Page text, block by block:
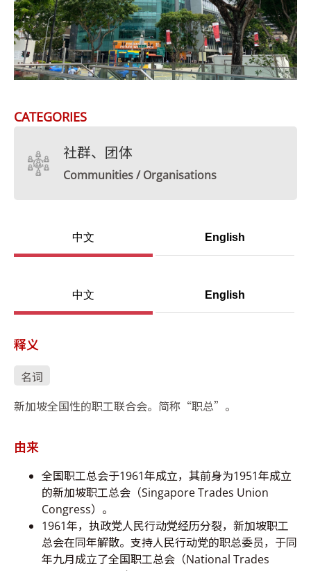
CATEGORIES
社群、团体
Communities / Organisations
中文 English
中文 English
释义
名词
新加坡全国性的职工联合会。简称“职总”。
由来
全国职工总会于1961年成立，其前身为1951年成立
的新加坡职工总会（Singapore Trades Union
Congress）。
1961年，执政党人民行动党经历分裂，新加坡职工
总会在同年解散。支持人民行动党的职总委员，于同
年九月成立了全国职工总会（National Trades